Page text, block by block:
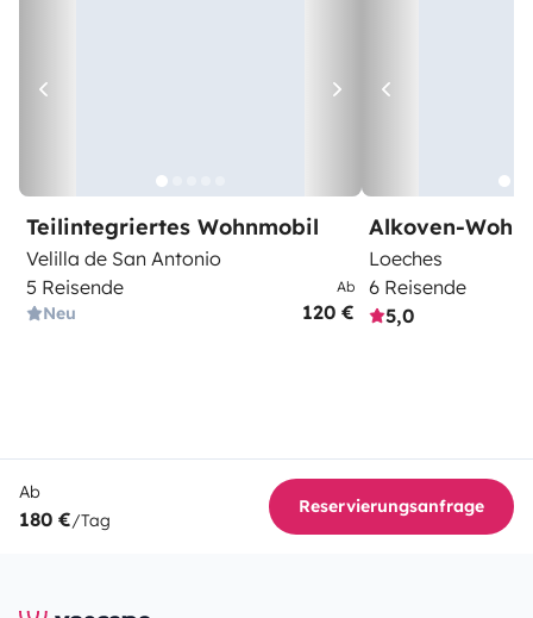
Teilintegriertes Wohnmobil
Velilla de San Antonio
5 Reisende
Neu
Ab
120 €
Alkoven-
Loeches
6 Reisende
5,0
Ab
180 €/Tag
Reservierungsanfrage